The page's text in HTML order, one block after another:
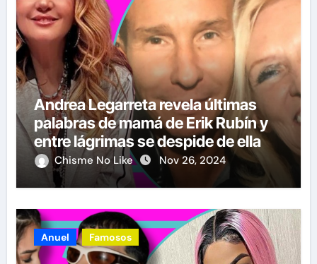
Andrea Legarreta revela últimas
palabras de mamá de Erik Rubín y
entre lágrimas se despide de ella
Chisme No Like Nov 26, 2024
Anuel Famosos